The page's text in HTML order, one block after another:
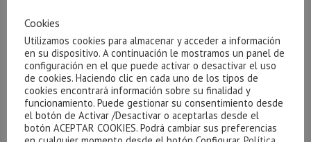
envejecimiento
Limpiezaluminosidad manchas Maquillaje
massadaNavidad Nutricosmética oxigenación Phyt´s
piel relax resultados ritual serum sol sorteoverano
Ácido Hialurónico
Cookies
Utilizamos cookies para almacenar y acceder a información
en su dispositivo. A continuación le mostramos un panel de
configuración en el que puede activar o desactivar el uso
de cookies. Haciendo clic en cada uno de los tipos de
cookies encontrará información sobre su finalidad y
funcionamiento. Puede gestionar su consentimiento desde
el botón de Activar /Desactivar o aceptarlas desde el
botón ACEPTAR COOKIES. Podrá cambiar sus preferencias